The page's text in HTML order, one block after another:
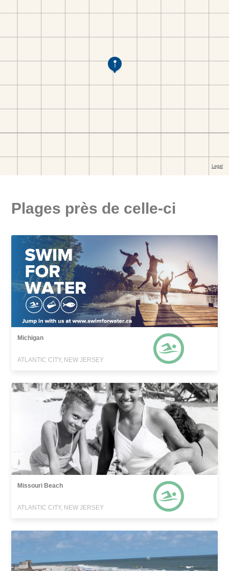
Plages près de celle-ci
Michigan
ATLANTIC CITY, NEW JERSEY
Missouri Beach
ATLANTIC CITY, NEW JERSEY